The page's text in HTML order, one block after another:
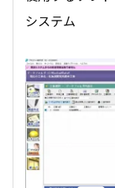
システム